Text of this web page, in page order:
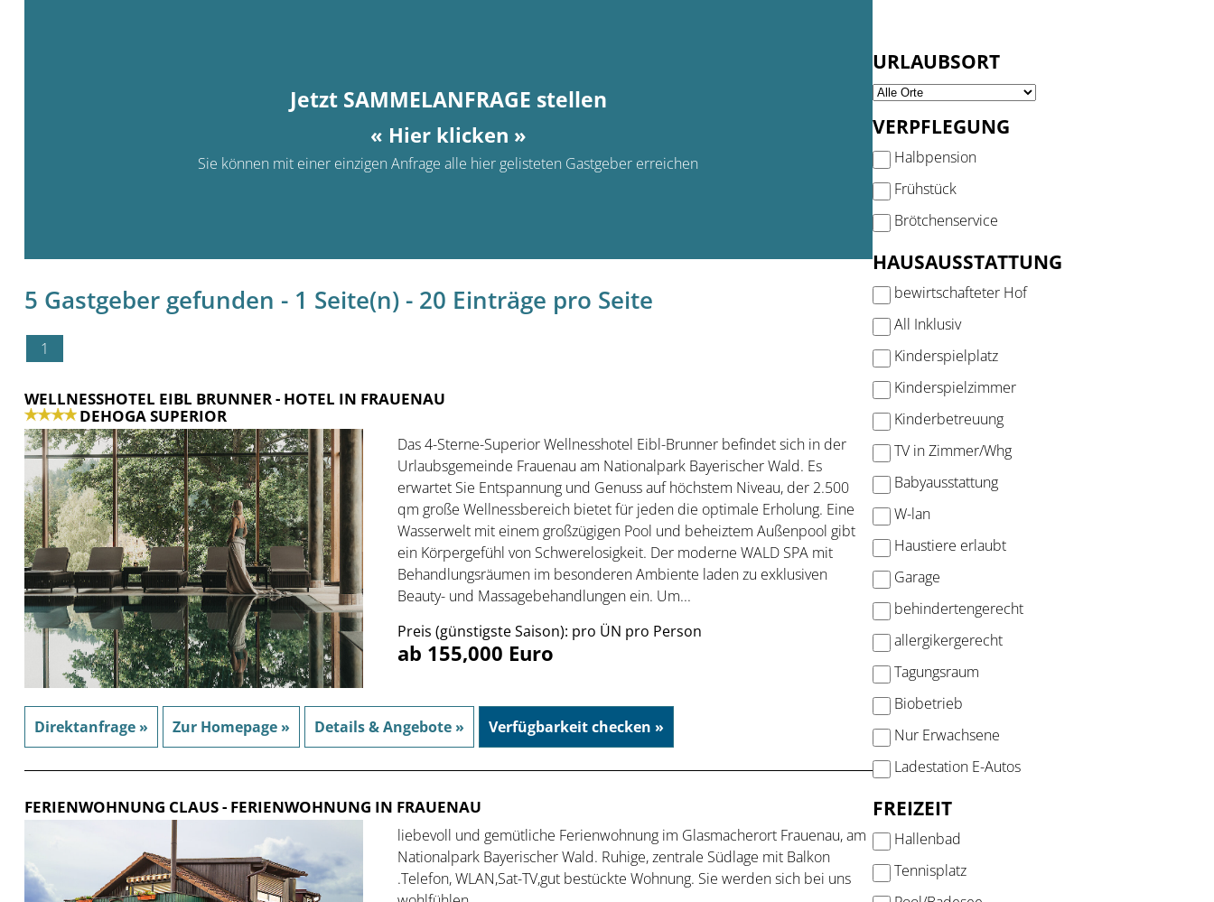
Jetzt SAMMELANFRAGE stellen
« Hier klicken »
Sie können mit einer einzigen Anfrage alle hier gelisteten Gastgeber erreichen
5 Gastgeber gefunden - 1 Seite(n) - 20 Einträge pro Seite
1
WELLNESSHOTEL EIBL BRUNNER- HOTEL IN FRAUENAU
DEHOGA SUPERIOR
Das 4-Sterne-Superior Wellnesshotel Eibl-Brunner befindet sich in der
Urlaubsgemeinde Frauenau am Nationalpark Bayerischer Wald. Es
erwartet Sie Entspannung und Genuss auf höchstem Niveau, der 2.500
qm große Wellnessbereich bietet für jeden die optimale Erholung. Eine
Wasserwelt mit einem großzügigen Pool und beheiztem Außenpool gibt
ein Körpergefühl von Schwerelosigkeit. Der moderne WALD SPA mit
Behandlungsräumen im besonderen Ambiente laden zu exklusiven
Beauty- und Massagebehandlungen ein. Um...
Preis (günstigste Saison): pro ÜN pro Person
ab 155,000 Euro
Direktanfrage » Zur Homepage » Details & Angebote » Verfügbarkeit checken »
FERIENWOHNUNG CLAUS- FERIENWOHNUNG IN FRAUENAU
liebevoll und gemütliche Ferienwohnung im Glasmacherort Frauenau, am
Nationalpark Bayerischer Wald. Ruhige, zentrale Südlage mit Balkon
.Telefon, WLAN,Sat-TV,gut bestückte Wohnung. Sie werden sich bei uns
URLAUBSORT
VERPFLEGUNG
Halbpension
Frühstück
Brötchenservice
HAUSAUSSTATTUNG
bewirtschafteter Hof
All Inklusiv
Kinderspielplatz
Kinderspielzimmer
Kinderbetreuung
TV in Zimmer/Whg
Babyausstattung
W-lan
Haustiere erlaubt
Garage
behindertengerecht
allergikergerecht
Tagungsraum
Biobetrieb
Nur Erwachsene
Ladestation E-Autos
FREIZEIT
Hallenbad
Tennisplatz